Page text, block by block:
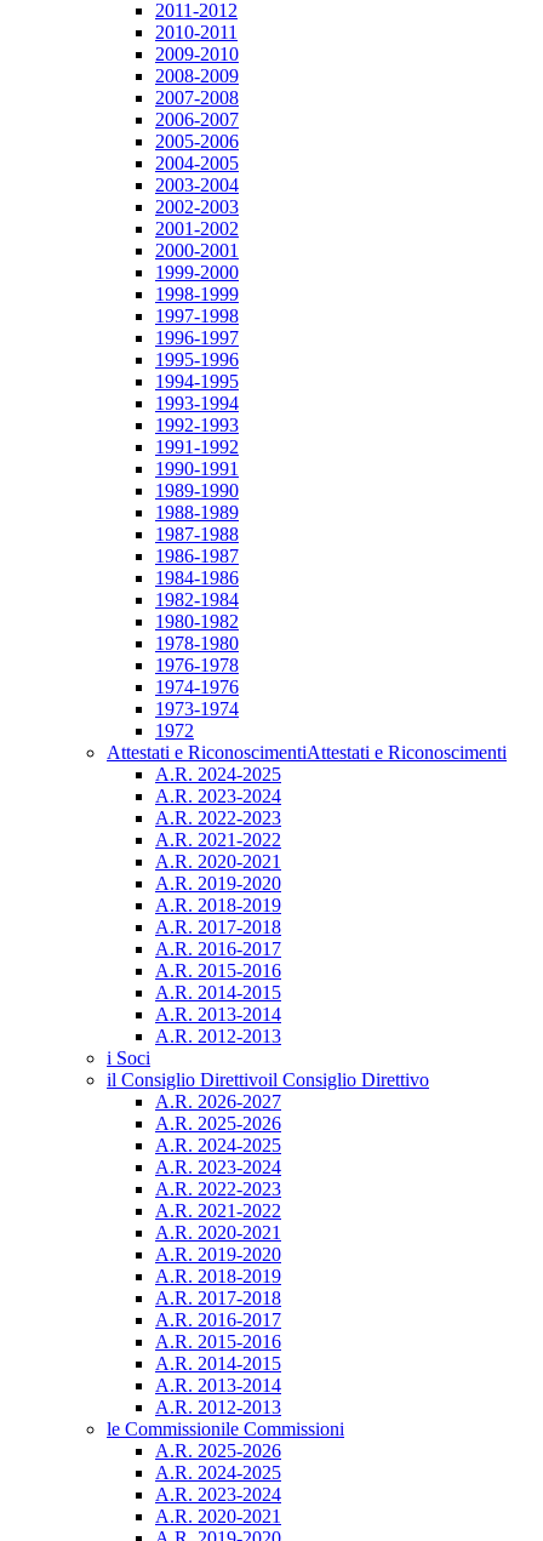
2011-2012
2010-2011
2009-2010
2008-2009
2007-2008
2006-2007
2005-2006
2004-2005
2003-2004
2002-2003
2001-2002
2000-2001
1999-2000
1998-1999
1997-1998
1996-1997
1995-1996
1994-1995
1993-1994
1992-1993
1991-1992
1990-1991
1989-1990
1988-1989
1987-1988
1986-1987
1984-1986
1982-1984
1980-1982
1978-1980
1976-1978
1974-1976
1973-1974
1972
Attestati e RiconoscimentiAttestati e Riconoscimenti
A.R. 2024-2025
A.R. 2023-2024
A.R. 2022-2023
A.R. 2021-2022
A.R. 2020-2021
A.R. 2019-2020
A.R. 2018-2019
A.R. 2017-2018
A.R. 2016-2017
A.R. 2015-2016
A.R. 2014-2015
A.R. 2013-2014
A.R. 2012-2013
i Soci
il Consiglio Direttivoil Consiglio Direttivo
A.R. 2026-2027
A.R. 2025-2026
A.R. 2024-2025
A.R. 2023-2024
A.R. 2022-2023
A.R. 2021-2022
A.R. 2020-2021
A.R. 2019-2020
A.R. 2018-2019
A.R. 2017-2018
A.R. 2016-2017
A.R. 2015-2016
A.R. 2014-2015
A.R. 2013-2014
A.R. 2012-2013
le Commissionile Commissioni
A.R. 2025-2026
A.R. 2024-2025
A.R. 2023-2024
A.R. 2020-2021